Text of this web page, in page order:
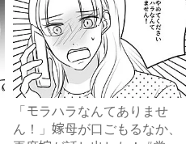
「モラハラなんてありませ
ん！」嫁母が口ごもるなか、